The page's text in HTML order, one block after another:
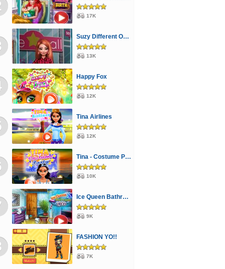
17K
Suzy Different Outfit Events
13K
Happy Fox
12K
Tina Airlines
12K
Tina - Costume Party
10K
Ice Queen Bathroom Deco
9K
FASHION YO!!
7K